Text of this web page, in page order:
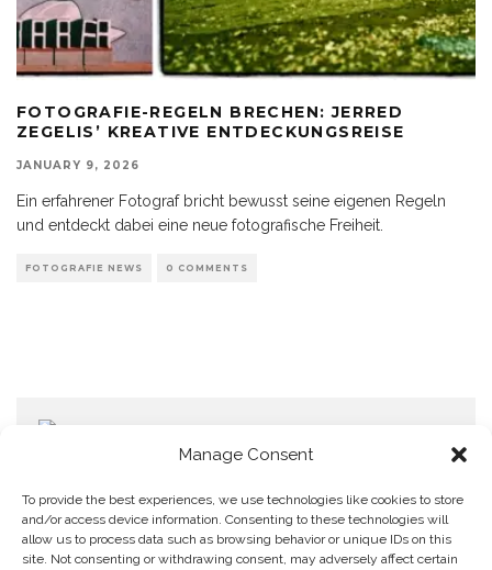
Manage Consent
To provide the best experiences, we use technologies like cookies to store
and/or access device information. Consenting to these technologies will
allow us to process data such as browsing behavior or unique IDs on this
site. Not consenting or withdrawing consent, may adversely affect certain
FOTOGRAFIE-REGELN BRECHEN: JERRED
ZEGELIS’ KREATIVE ENTDECKUNGSREISE
JANUARY 9, 2026
Ein erfahrener Fotograf bricht bewusst seine eigenen Regeln
und entdeckt dabei eine neue fotografische Freiheit.
FOTOGRAFIE NEWS 0 COMMENTS
Home
Datenschutzerklärung
Impressum
Cookie Policy (EU)